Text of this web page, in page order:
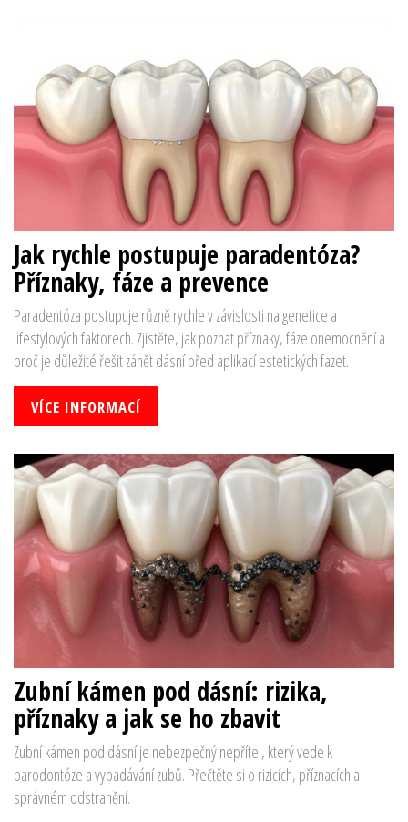
Jak rychle postupuje paradentóza?
Příznaky, fáze a prevence
Paradentóza postupuje různě rychle v závislosti na genetice a
lifestylových faktorech. Zjistěte, jak poznat příznaky, fáze onemocnění a
proč je důležité řešit zánět dásní před aplikací estetických fazet.
VÍCE INFORMACÍ
Zubní kámen pod dásní: rizika,
příznaky a jak se ho zbavit
Zubní kámen pod dásní je nebezpečný nepřítel, který vede k
parodontóze a vypadávání zubů. Přečtěte si o rizicích, příznacích a
správném odstranění.